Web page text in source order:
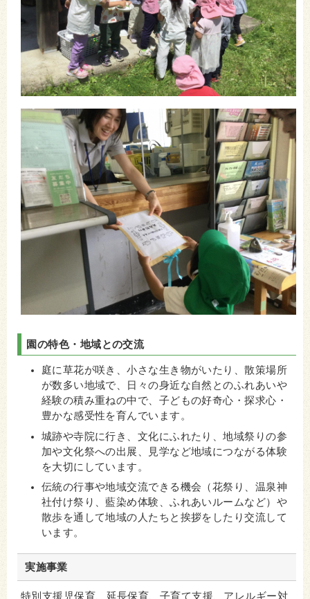
園の特色・地域との交流
庭に草花が咲き、小さな生き物がいたり、散策場所
が数多い地域で、日々の身近な自然とのふれあいや
経験の積み重ねの中で、子どもの好奇心・探求心・
豊かな感受性を育んでいます。
城跡や寺院に行き、文化にふれたり、地域祭りの参
加や文化祭への出展、見学など地域につながる体験
を大切にしています。
伝統の行事や地域交流できる機会（花祭り、温泉神
社付け祭り、藍染め体験、ふれあいルームなど）や
散歩を通して地域の人たちと挨拶をしたり交流して
います。
実施事業
特別支援児保育、延長保育、子育て支援、アレルギー対